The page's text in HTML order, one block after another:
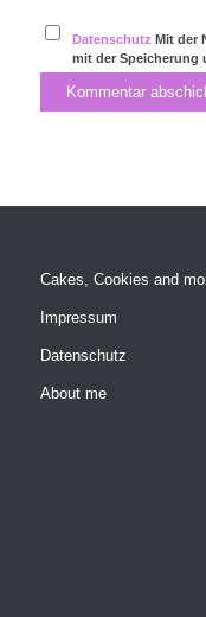
Datenschutz Mit der
mit der Speicherung
Website
Cakes, Cookies and
Impressum
Datenschutz
About me